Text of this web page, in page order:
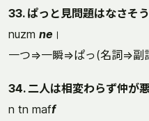
33. ぱっと見問題はなさそう
nuzm ne ।
一つ⇒一瞬⇒ぱっ(名詞⇒副
34. 二人は相変わらず仲が悪
n tn maff